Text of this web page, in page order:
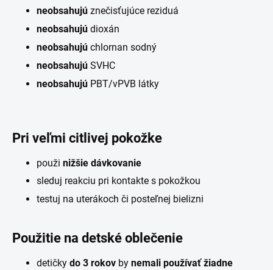
neobsahujú znečisťujúce reziduá
neobsahujú dioxán
neobsahujú chlornan sodný
neobsahujú SVHC
neobsahujú PBT/vPVB látky
Pri veľmi citlivej pokožke
použi nižšie dávkovanie
sleduj reakciu pri kontakte s pokožkou
testuj na uterákoch či posteľnej bielizni
Použitie na detské oblečenie
detičky do 3 rokov by nemali používať žiadne